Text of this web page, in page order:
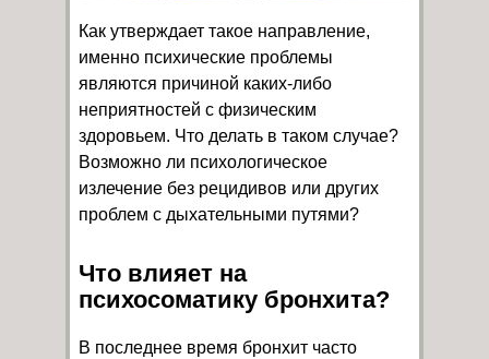
Как утверждает такое направление,
именно психические проблемы
являются причиной каких-либо
неприятностей с физическим
здоровьем. Что делать в таком случае?
Возможно ли психологическое
излечение без рецидивов или других
проблем с дыхательными путями?
Что влияет на
психосоматику бронхита?
В последнее время бронхит часто